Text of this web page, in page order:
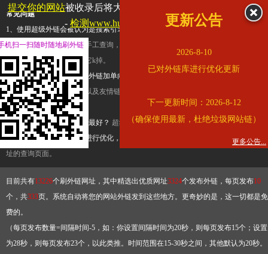
常见问题
1、使用超级外链会被认为是搜索引擎优化作弊吗？ 超级外链只是一个简便而集成
查询工具，模拟的是正常手工查询，不是作弊。如果是作弊，那您可以使用超级外
推广竞争对手的网址，让它k掉。
2、网站优化单纯依靠超级外链加单向链接可行吗？
链，需要结合普通的外链以及友情链接，您可以到站长论坛发布外链，到友情链接
台交换友情链接。
3、如何使用超级外链效果最好？ 超级外链不同于普通的外链，它是动态的链接，
有频繁使用超级外链工具进行优化，才能获得稳定的外链
，最终使搜索引擎收录带
址的查询页面。
目前共有13226个刷外链网址，其中精选出优质网址3324个发布外链，每页发布10
个，共333页。系统自动将您的网站外链发到这些地方。更奇妙的是，这一切都是免
费的。
（每页发布数量=间隔时间-5，如：你设置间隔时间为20秒，则每页发布15个；设置
为28秒，则每页发布23个，以此类推。时间范围在15-30秒之间，其他默认为20秒
提交你的网站被收录后将大幅提升流量和外链，
查看展示页面
- 检测www.hujiang.com是否收录
更新公告
2026-8-10
已对外链库进行优化更新
下一更新时间：2026-8-12
（确保使用最新，杜绝垃圾网站链）
更多公告...
机扫一扫随时随地刷外链